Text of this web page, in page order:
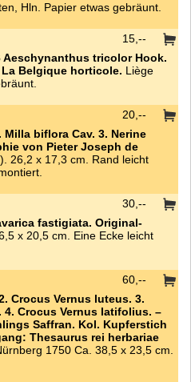
Hln. Papier etwas gebräunt.
Aeschynanthus tricolor Hook.
Belgique horticole. Liège
15,--
biflora Cav. 3. Nerine
von Pieter Joseph de
26,2 x 17,3 cm. Rand leicht
20,--
fastigiata. Original-
x 20,5 cm. Eine Ecke leicht
30,--
Crocus Vernus luteus. 3.
Crocus Vernus latifolius. –
Saffran. Kol. Kupferstich
Thesaurus rei herbariae
1750 Ca. 38,5 x 23,5 cm.
60,--